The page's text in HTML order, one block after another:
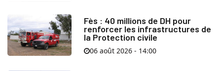
Fès : 40 millions de DH pour
renforcer les infrastructures de
la Protection civile
06 août 2026 - 14:00